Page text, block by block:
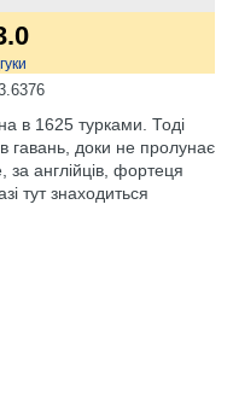
в 1625 турками. Тоді
гавань, доки не пролунає
за англійців, фортеця
тут знаходиться